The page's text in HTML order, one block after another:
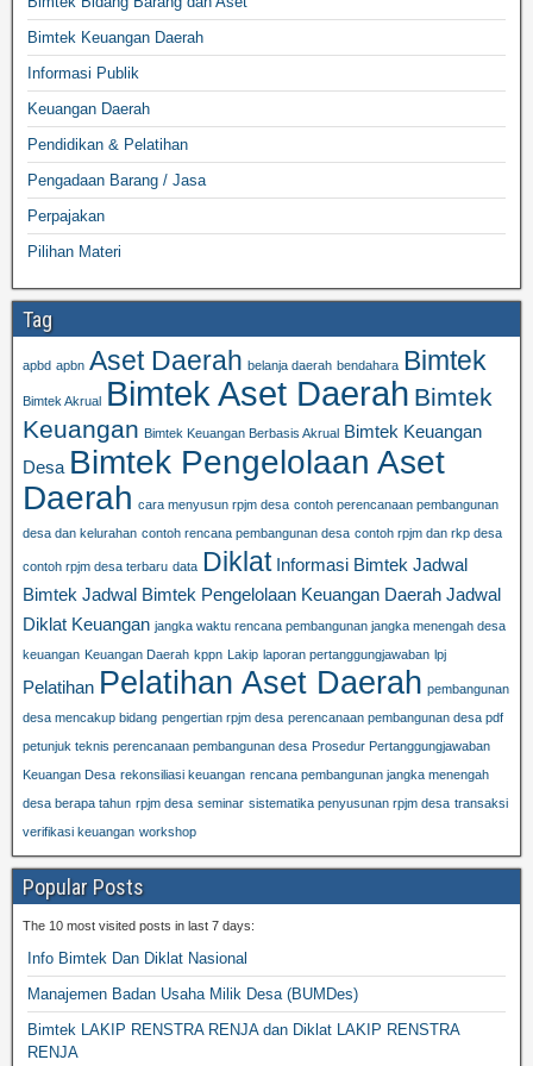
Bimtek Keuangan Daerah
Informasi Publik
Keuangan Daerah
Pendidikan & Pelatihan
Pengadaan Barang / Jasa
Perpajakan
Pilihan Materi
Tag
apbd apbn Aset Daerah belanja daerah bendahara Bimtek
Bimtek Akrual Bimtek Aset Daerah Bimtek
Keuangan Bimtek Keuangan Berbasis Akrual Bimtek Keuangan
Desa Bimtek Pengelolaan Aset
Daerah cara menyusun rpjm desa contoh perencanaan pembangunan
desa dan kelurahan contoh rencana pembangunan desa contoh rpjm dan rkp desa
contoh rpjm desa terbaru data Diklat Informasi Bimtek Jadwal
Bimtek Jadwal Bimtek Pengelolaan Keuangan Daerah Jadwal
Diklat Keuangan jangka waktu rencana pembangunan jangka menengah desa
keuangan Keuangan Daerah kppn Lakip laporan pertanggungjawaban lpj
Pelatihan Pelatihan Aset Daerah pembangunan
desa mencakup bidang pengertian rpjm desa perencanaan pembangunan desa pdf
petunjuk teknis perencanaan pembangunan desa Prosedur Pertanggungjawaban
Keuangan Desa rekonsiliasi keuangan rencana pembangunan jangka menengah
desa berapa tahun rpjm desa seminar sistematika penyusunan rpjm desa transaksi
verifikasi keuangan workshop
Popular Posts
The 10 most visited posts in last 7 days:
Info Bimtek Dan Diklat Nasional
Manajemen Badan Usaha Milik Desa (BUMDes)
Bimtek LAKIP RENSTRA RENJA dan Diklat LAKIP RENSTRA
RENJA